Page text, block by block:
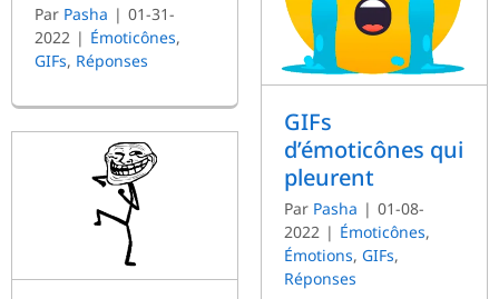
Par Pasha | 01-31-
2022 | Émoticônes,
GIFs, Réponses
GIFs
d’émoticônes qui
pleurent
Par Pasha | 01-08-
2022 | Émoticônes,
Émotions, GIFs,
Réponses